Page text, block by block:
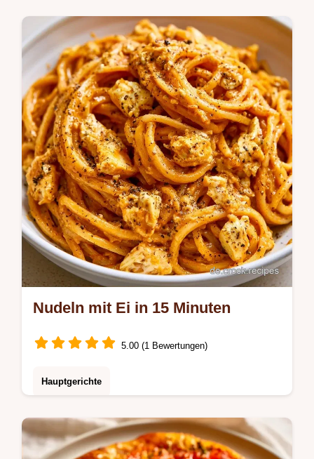
Suchen Sie ein gesundes Ofengemüse mit
Hähnchen? Dieses mediterrane Gericht
überzeugt und enthält praktische Tipps im
Bereich Probleme lösen und Tipps.
Nudeln mit Ei in 15 Minuten
5.00 (1 Bewertungen)
Hauptgerichte
Nudeln mit Ei werden hier goldbraun und